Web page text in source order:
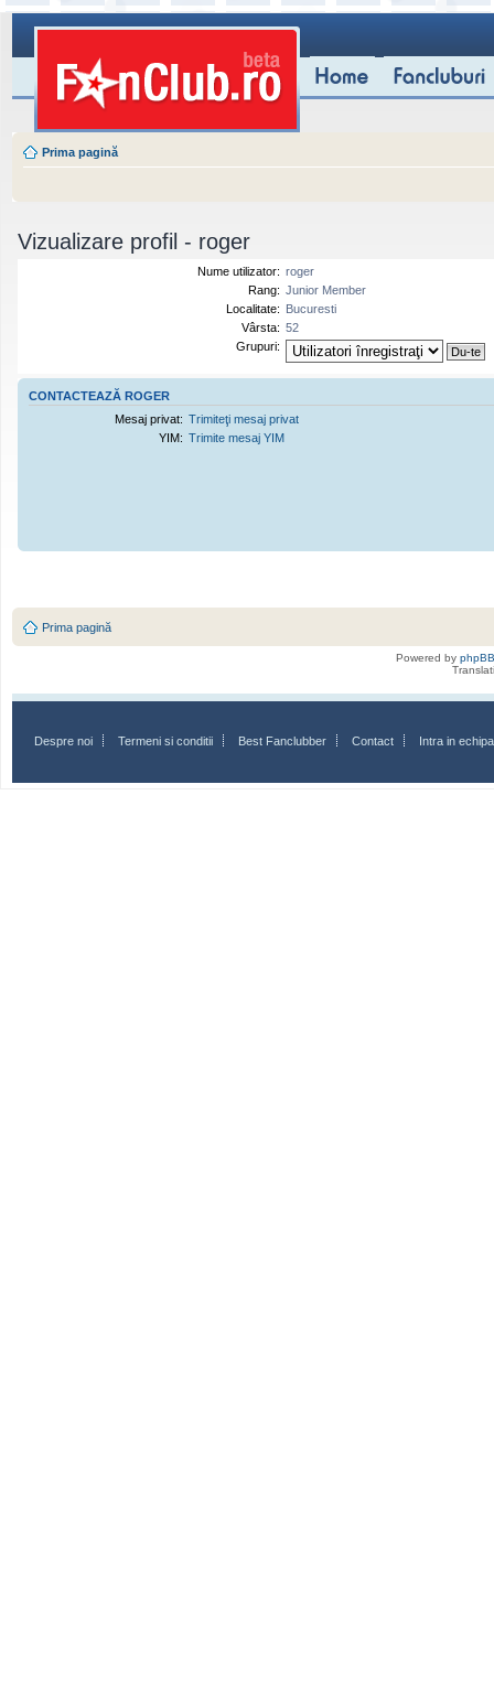
Prima pagină
Vizualizare profil - roger
Nume utilizator: roger
Rang: Junior Member
Localitate: Bucuresti
Vârsta: 52
Grupuri:
CONTACTEAZĂ ROGER
Mesaj privat: Trimiteţi mesaj privat
YIM: Trimite mesaj YIM
Prima pagină
Powered by phpBB
Despre noi Termeni si conditii Best Fanclubber Contact Intra in